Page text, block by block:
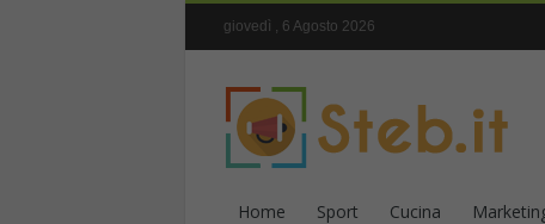
giovedì , 6 Agosto 2026
Home Sport Cucina